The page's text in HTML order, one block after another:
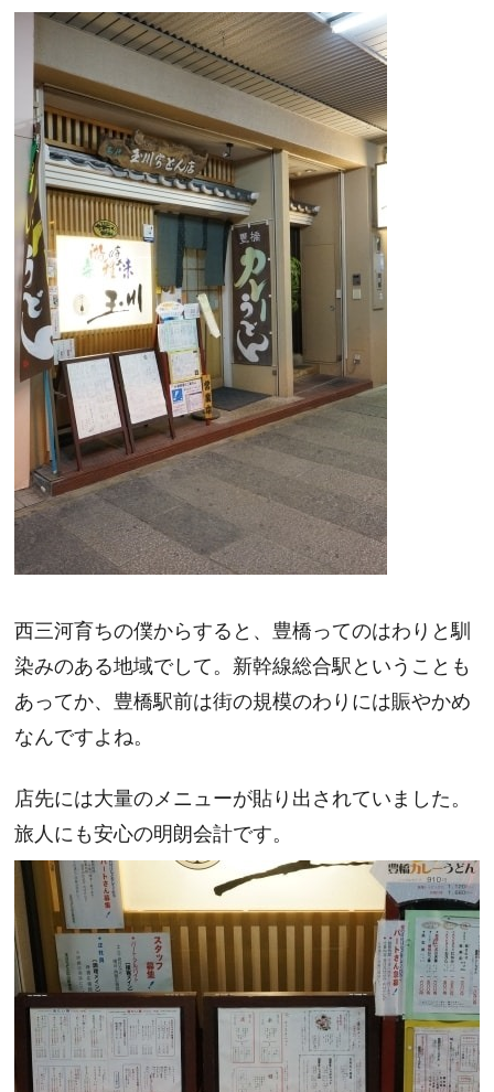
西三河育ちの僕からすると、豊橋ってのはわりと馴
染みのある地域でして。新幹線総合駅ということも
あってか、豊橋駅前は街の規模のわりには賑やかめ
なんですよね。
店先には大量のメニューが貼り出されていました。
旅人にも安心の明朗会計です。